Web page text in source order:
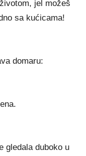
jel možeš
sa kućicama!
domaru:
gledala duboko u